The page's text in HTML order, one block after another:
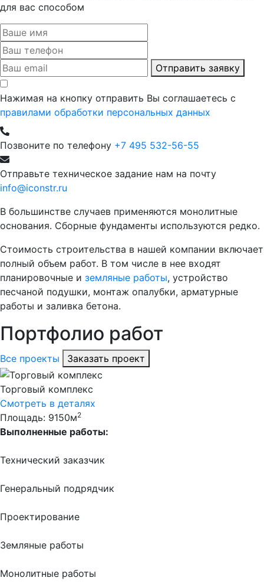
для вас способом
Отправить заявку
Нажимая на кнопку отправить Вы соглашаетесь с
правилами обработки персональных данных
Позвоните по телефону +7 495 532-56-55
Отправьте техническое задание нам на почту
info@iconstr.ru
В большинстве случаев применяются монолитные
основания. Сборные фундаменты используются редко.
Стоимость строительства в нашей компании включает
полный объем работ. В том числе в нее входят
планировочные и земляные работы, устройство
песчаной подушки, монтаж опалубки, арматурные
работы и заливка бетона.
Портфолио работ
Все проекты Заказать проект
Торговый комплекс
Смотреть в деталях
Площадь: 9150м2
Выполненные работы:
Технический заказчик
Генеральный подрядчик
Проектирование
Земляные работы
Монолитные работы